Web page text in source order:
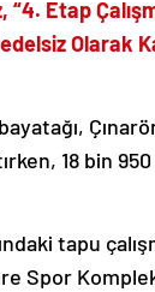
“4. Etap
Olarak
18 bin
tapu
Spor